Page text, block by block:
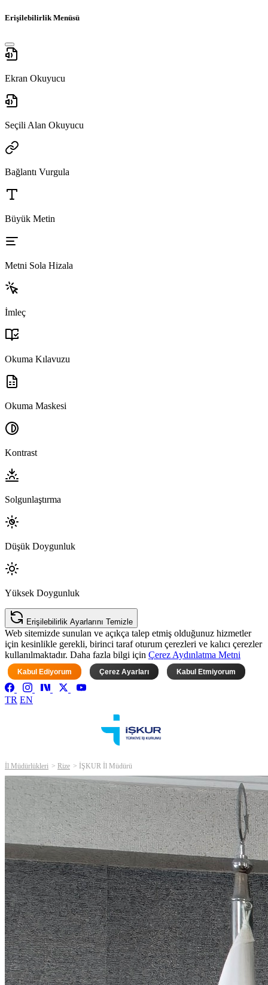
Erişilebilirlik Menüsü
Ekran Okuyucu
Seçili Alan Okuyucu
Bağlantı Vurgula
Büyük Metin
Metni Sola Hizala
İmleç
Okuma Kılavuzu
Okuma Maskesi
Kontrast
Solgunlaştırma
Düşük Doygunluk
Yüksek Doygunluk
Erişilebilirlik Ayarlarını Temizle
Web sitemizde sunulan ve açıkça talep etmiş olduğunuz hizmetler
için kesinlikle gerekli, birinci taraf oturum çerezleri ve kalıcı çerezler
kullanılmaktadır. Daha fazla bilgi için Çerez Aydınlatma Metni
Kabul Ediyorum Çerez Ayarları Kabul Etmiyorum
TR EN
İl Müdürlükleri Rize İŞKUR İl Müdürü